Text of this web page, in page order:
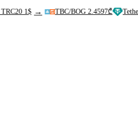
→ TBC/BOG 2.4597₾ Tether